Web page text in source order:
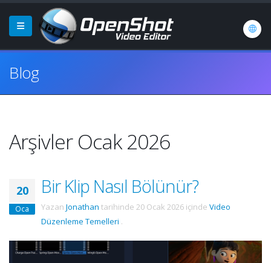
Blog
Arşivler Ocak 2026
20
Oca
Bir Klip Nasıl Bölünür?
Yazan Jonathan tarihinde 20 Ocak 2026 içinde Video
Düzenleme Temelleri .